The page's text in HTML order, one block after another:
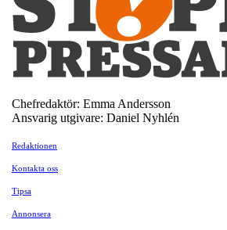
Chefredaktör: Emma Andersson
Ansvarig utgivare: Daniel Nyhlén
Redaktionen
Kontakta oss
Tipsa
Annonsera